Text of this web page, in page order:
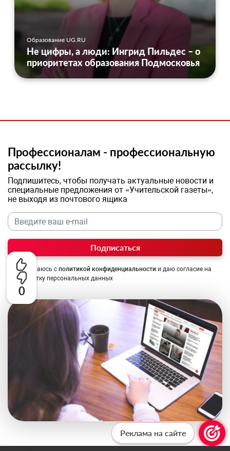
0
Образование UG.RU
Не цифры, а люди: Ингрид Пильдес – о
приоритетах образования Подмосковья
Профессионалам - профессиональную
рассылку!
Подпишитесь, чтобы получать актуальные новости и
специальные предложения от «Учительской газеты»,
не выходя из почтового ящика
Подписаться
Соглашаюсь с политикой конфиденциальности и даю согласие на
обработку персональных данных
Реклама на сайте